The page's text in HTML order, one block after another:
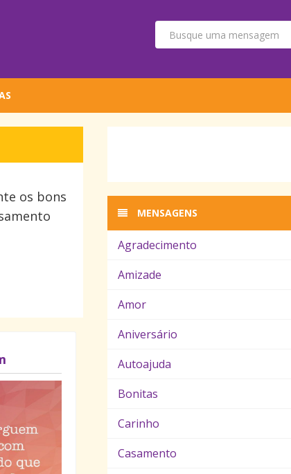
os bons
MENSAGENS
Agradecimento
Amizade
Amor
Aniversário
Autoajuda
Bonitas
Carinho
Casamento